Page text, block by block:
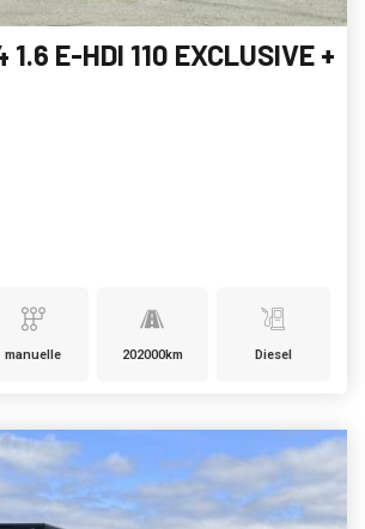
1.6 E-HDI 110 EXCLUSIVE +
manuelle 202000km Diesel